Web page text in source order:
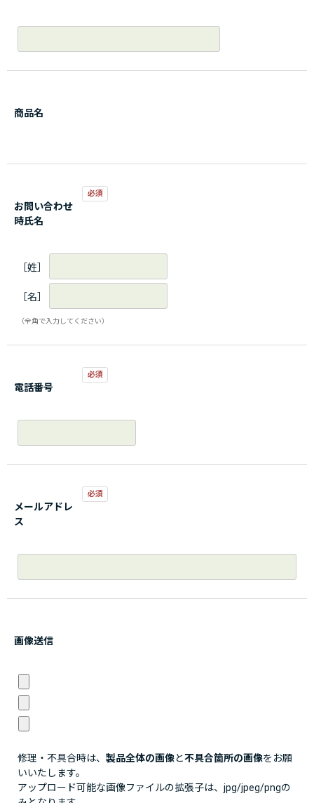
商品名
お問い合わせ
時氏名
［姓］
［名］
（全角で入力してください）
電話番号
メールアドレ
ス
画像送信
修理・不具合時は、 製品全体の画像と不具合箇所の画像をお願
いいたします。
アップロード可能な画像ファイルの拡張子は、jpg/jpeg/pngの